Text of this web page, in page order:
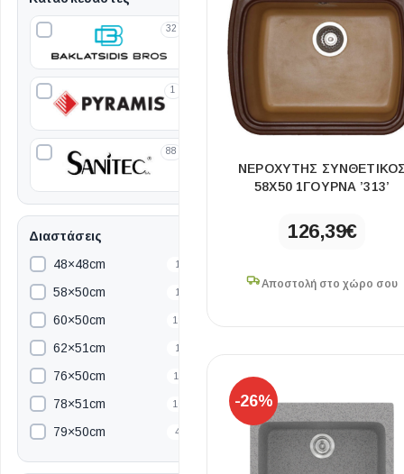
32
1
88
Διαστάσεις
48×48cm
1
58×50cm 1
60×50cm 19
62×51cm 1
76×50cm 11
78×51cm 10
79×50cm 4
81×50cm 11
ΝΕΡΟΧΥΤΗΣ ΣΥΝΘΕΤΙΚΟΣ
58Χ50 1ΓΟΥΡΝΑ ’313’
126,39€
Αποστολή στο χώρο σου
-26%